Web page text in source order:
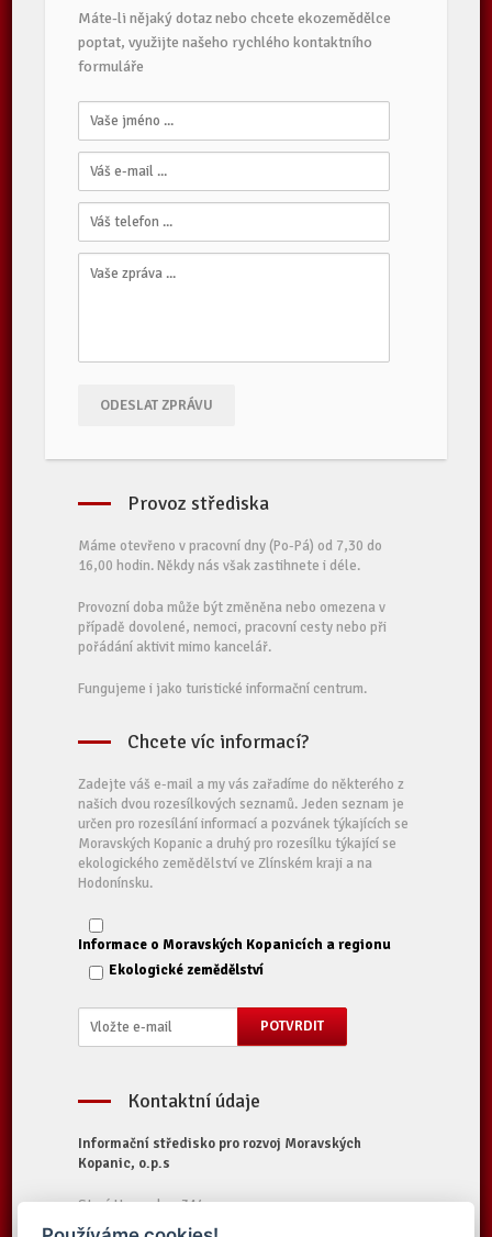
Máte-li nějaký dotaz nebo chcete ekozemědělce
poptat, využijte našeho rychlého kontaktního
formuláře
ODESLAT ZPRÁVU
Provoz střediska
Máme otevřeno v pracovní dny (Po-Pá) od 7,30 do
16,00 hodin. Někdy nás však zastihnete i déle.
Provozní doba může být změněna nebo omezena v
případě dovolené, nemoci, pracovní cesty nebo při
pořádání aktivit mimo kancelář.
Fungujeme i jako turistické informační centrum.
Chcete víc informací?
Zadejte váš e-mail a my vás zařadíme do některého z
našich dvou rozesílkových seznamů. Jeden seznam je
určen pro rozesílání informací a pozvánek týkajících se
Moravských Kopanic a druhý pro rozesílku týkající se
ekologického zemědělství ve Zlínském kraji a na
Hodonínsku.
Informace o Moravských Kopanicích a regionu
Ekologické zemědělství
Kontaktní údaje
Informační středisko pro rozvoj Moravských
Kopanic, o.p.s
Starý Hrozenkov 314
687 74 Starý Hrozenkov